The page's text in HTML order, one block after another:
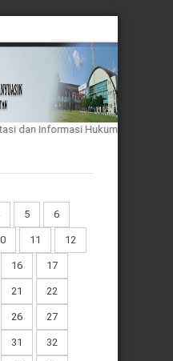
Informasi Hukum Nasional
5 6
11 12
16 17
21 22
26 27
31 32